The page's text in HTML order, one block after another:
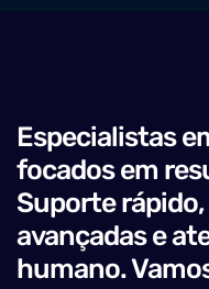
Especialistas
focados em
Suporte
avançadas e
humano.